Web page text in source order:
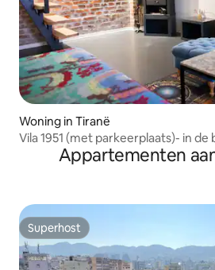
Woning in Tiranë
Vila 1951 (met parkeerplaats)- in de
Appartementen
Superhost
Superhost